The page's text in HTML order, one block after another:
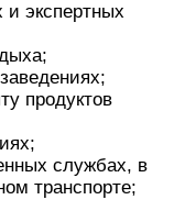
и экспертных
продуктов
службах, в
транспорте;